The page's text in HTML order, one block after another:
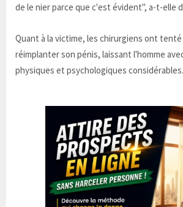
de le nier parce que c'est évident", a-t-elle
Quant à la victime, les chirurgiens ont tenté
réimplanter son pénis, laissant l'homme
physiques et psychologiques considérables.